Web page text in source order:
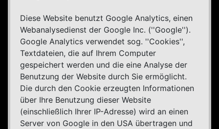
Diese Website benutzt Google Analytics, einen
Webanalysedienst der Google Inc. (''Google'').
Google Analytics verwendet sog. ''Cookies'',
Textdateien, die auf Ihrem Computer
gespeichert werden und die eine Analyse der
Benutzung der Website durch Sie ermöglicht.
Die durch den Cookie erzeugten Informationen
über Ihre Benutzung dieser Website
(einschließlich Ihrer IP-Adresse) wird an einen
Server von Google in den USA übertragen und